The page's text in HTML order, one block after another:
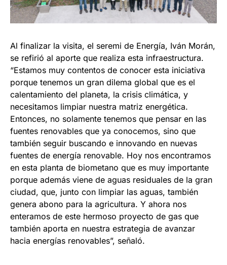
Al finalizar la visita, el seremi de Energía, Iván Morán,
se refirió al aporte que realiza esta infraestructura.
“Estamos muy contentos de conocer esta iniciativa
porque tenemos un gran dilema global que es el
calentamiento del planeta, la crisis climática, y
necesitamos limpiar nuestra matriz energética.
Entonces, no solamente tenemos que pensar en las
fuentes renovables que ya conocemos, sino que
también seguir buscando e innovando en nuevas
fuentes de energía renovable. Hoy nos encontramos
en esta planta de biometano que es muy importante
porque además viene de aguas residuales de la gran
ciudad, que, junto con limpiar las aguas, también
genera abono para la agricultura. Y ahora nos
enteramos de este hermoso proyecto de gas que
también aporta en nuestra estrategia de avanzar
hacia energías renovables”, señaló.